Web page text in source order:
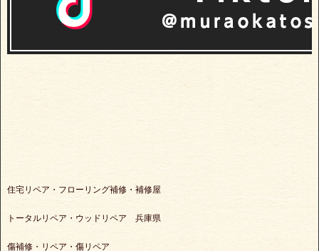
住宅リペア・フローリング補修・補修屋
トータルリペア・ウッドリペア 兵庫県
傷補修・リペア・傷リペア